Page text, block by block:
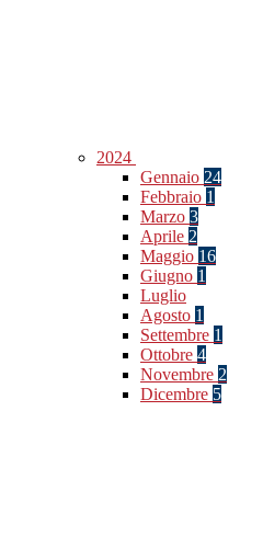
2024
Gennaio 24
Febbraio 1
Marzo 3
Aprile 2
Maggio 16
Giugno 1
Luglio
Agosto 1
Settembre 1
Ottobre 4
Novembre 2
Dicembre 5